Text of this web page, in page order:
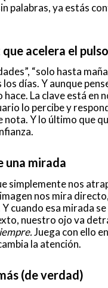
palabras, ya estás
que acelera el pulso
“solo hasta
días. Y aunque
La clave está en
lo percibe y
nota. Y lo último que
una mirada
simplemente nos
nos mira directo,
cuando esa mirada
nuestro ojo va
Juega con ello
la atención.
(de verdad)